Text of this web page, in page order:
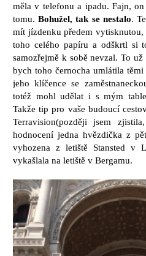
měla v telefonu a ipadu. Fajn,
tomu. Bohužel, tak se nestalo.
mít jízdenku předem
toho celého papíru a odškrtl si
samozřejmě k sobě nevzal. To
bych toho černocha umlátila
jeho klíčence se
totéž mohl udělat i s mým
Takže tip pro vaše budoucí
Terravision(později jsem
hodnocení jedna hvězdička z
vyhozena z letiště Stansted v
vykašlala na letiště v Bergamu.